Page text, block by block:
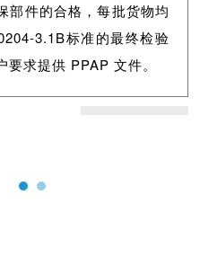
部件的合格，每批货物均
3.1B标准的最终检验
求提供 PPAP 文件。